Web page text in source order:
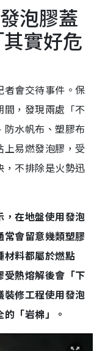
泡膠蓋
實好危
者會交待事件。保
，發現兩處「不
水帆布、塑膠布
易燃發泡膠，受
，不排除是火勢迅
，在地盤使用發泡
常會留意幾類塑膠
材料都屬於燃點
受熱熔解後會「下
裝修工程使用發泡
「岩棉」。